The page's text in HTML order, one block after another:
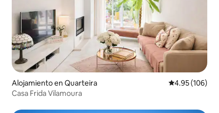
Alojamiento en Quarteira Calificación
4.95 (106)
Casa Frida Vilamoura